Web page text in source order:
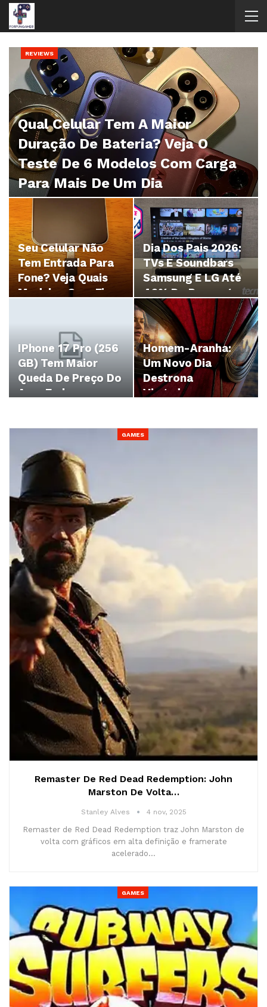
REVIEWS
Qual Celular Tem A Maior
Duração De Bateria? Veja O
Teste De 6 Modelos Com Carga
Para Mais De Um Dia
5 ago, 2026
Seu Celular Não
Tem Entrada Para
Fone? Veja Quais
Modelos Com Fio…
Dia Dos Pais 2026:
TVs E Soundbars
Samsung E LG Até
46% De Desconto
IPhone 17 Pro (256
GB) Tem Maior
Queda De Preço Do
Ano, Embora…
Homem-Aranha:
Um Novo Dia
Destrona
Vingadores:
GAMES
Remaster De Red Dead Redemption: John
Marston De Volta…
Stanley Alves 4 nov, 2025
Remaster de Red Dead Redemption traz John Marston de
volta com gráficos em alta definição e framerate
acelerado…
GAMES